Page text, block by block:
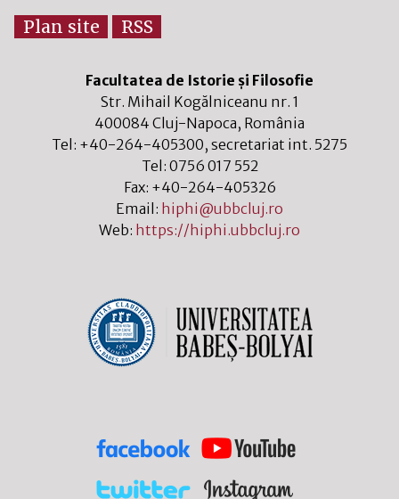
Plan site
RSS
Facultatea de Istorie și Filosofie
Str. Mihail Kogălniceanu nr. 1
400084 Cluj-Napoca, România
Tel: +40-264-405300, secretariat int. 5275
Tel: 0756 017 552
Fax: +40-264-405326
Email: hiphi@ubbcluj.ro
Web: https://hiphi.ubbcluj.ro